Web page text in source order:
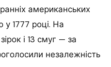
американських
у 1777 році. На
і 13 смуг — за
незалежність